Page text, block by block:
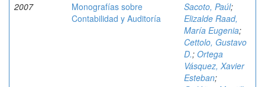
2007
Monografías sobre
Contabilidad y Auditoría
Sacoto, Paúl;
Elizalde Raad,
María Eugenia;
Cettolo, Gustavo
D.; Ortega
Vásquez, Xavier
Esteban;